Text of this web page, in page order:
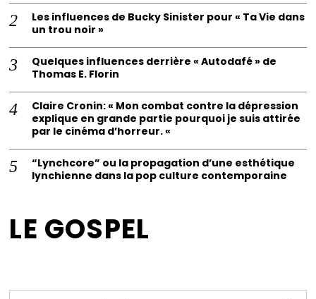
Les influences de Bucky Sinister pour « Ta Vie dans
un trou noir »
Quelques influences derrière « Autodafé » de
Thomas E. Florin
Claire Cronin: « Mon combat contre la dépression
explique en grande partie pourquoi je suis attirée
par le cinéma d’horreur. «
“Lynchcore” ou la propagation d’une esthétique
lynchienne dans la pop culture contemporaine
LE GOSPEL